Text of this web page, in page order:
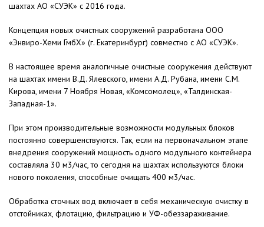
шахтах АО «СУЭК» с 2016 года.
Концепция новых очистных сооружений разработана ООО
«Энвиро-Хеми ГмбХ» (г. Екатеринбург) совместно с АО «СУЭК».
В настоящее время аналогичные очистные сооружения действуют
на шахтах имени В.Д. Ялевского, имени А.Д. Рубана, имени С.М.
Кирова, имени 7 Ноября Новая, «Комсомолец», «Талдинская-
Западная-1».
При этом производительные возможности модульных блоков
постоянно совершенствуются. Так, если на первоначальном этапе
внедрения сооружений мощность одного модульного контейнера
составляла 30 м3/час, то сегодня на шахтах используются блоки
нового поколения, способные очищать 400 м3/час.
Обработка сточных вод включает в себя механическую очистку в
отстойниках, флотацию, фильтрацию и УФ-обеззараживание.